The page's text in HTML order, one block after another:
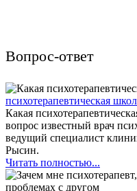
Вопрос-ответ
психотерапевтическая
Какая
вопрос известный врач
ведущий специалист
Рысин.
Читать полностью...